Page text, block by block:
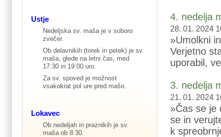
4. nedelja
28. 01. 2024
»Umolkni
Verjetno
uporabil,
3. nedelja
21. 01. 2024
»Čas se je
se in
k
Ustje
Nedeljska sv. maša je v soboro
zvečer.
Ob delavnikih (torek in petek) je sv.
maša, glede na letni čas, med
17:30 in 19:00 uro.
Za sv. spoved je možnost
vsakokrat pol ure pred mašo.
Lokavec
Ob nedeljah in praznikih je sv.
maša ob 8:30.